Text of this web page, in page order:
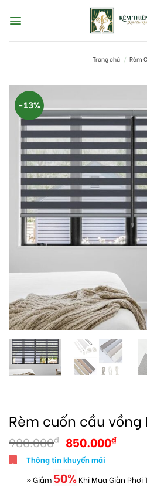
content
Trang chủ / Rèm
-13%
Rèm cuốn cầu vồng
980.000₫ 850.000₫
Thông tin khuyến mãi
» Giảm 50% Khi Mua Giàn